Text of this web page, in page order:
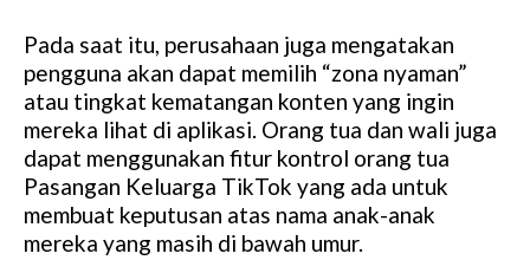
Pada saat itu, perusahaan juga mengatakan
pengguna akan dapat memilih “zona nyaman”
atau tingkat kematangan konten yang ingin
mereka lihat di aplikasi. Orang tua dan wali juga
dapat menggunakan fitur kontrol orang tua
Pasangan Keluarga TikTok yang ada untuk
membuat keputusan atas nama anak-anak
mereka yang masih di bawah umur.